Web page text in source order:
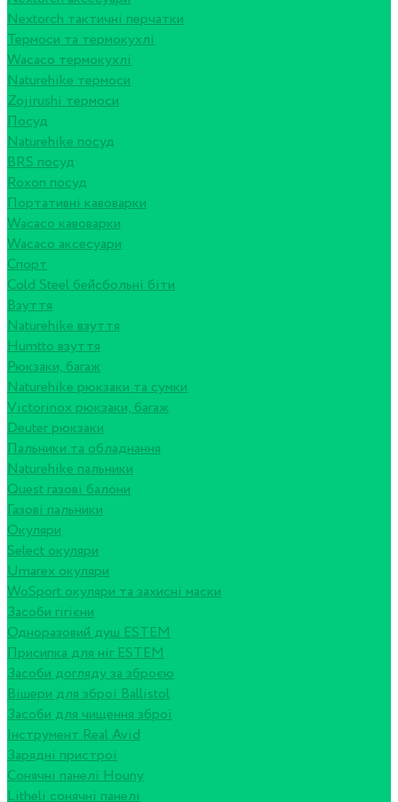
Nextorch тактичні перчатки
Термоси та термокухлі
Wacaco термокухлі
Naturehike термоси
Zojirushi термоси
Посуд
Naturehike посуд
BRS посуд
Roxon посуд
Портативні кавоварки
Wacaco кавоварки
Wacaco аксесуари
Спорт
Cold Steel бейсбольні біти
Взуття
Naturehike взуття
Humtto взуття
Рюкзаки, багаж
Naturehike рюкзаки та сумки
Victorinox рюкзаки, багаж
Deuter рюкзаки
Пальники та обладнання
Naturehike пальники
Quest газові балони
Газові пальники
Окуляри
Select окуляри
Umarex окуляри
WoSport окуляри та захисні маски
Засоби гігієни
Одноразовий душ ESTEM
Присипка для ніг ESTEM
Засоби догляду за зброєю
Вішери для зброї Ballistol
Засоби для чищення зброї
Інструмент Real Avid
Зарядні пристрої
Сонячні панелі Houny
Litheli сонячні панелі